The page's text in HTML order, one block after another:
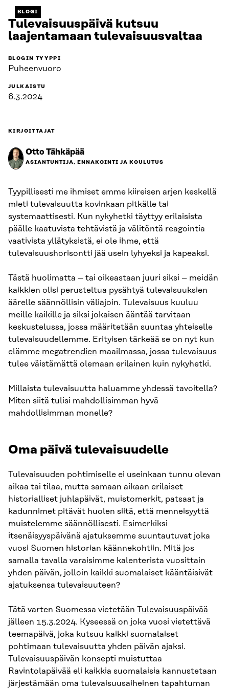
BLOGI
Tulevaisuuspäivä kutsuu
laajentamaan tulevaisuusvaltaa
BLOGIN TYYPPI
Puheenvuoro
JULKAISTU
6.3.2024
KIRJOITTAJAT
Otto Tähkäpää
ASIANTUNTIJA, ENNAKOINTI JA KOULUTUS
Tyypillisesti me ihmiset emme kiireisen arjen keskellä
mieti tulevaisuutta kovinkaan pitkälle tai
systemaattisesti. Kun nykyhetki täyttyy erilaisista
päälle kaatuvista tehtävistä ja välitöntä reagointia
vaativista yllätyksistä, ei ole ihme, että
tulevaisuushorisontti jää usein lyhyeksi ja kapeaksi.
Tästä huolimatta – tai oikeastaan juuri siksi – meidän
kaikkien olisi perusteltua pysähtyä tulevaisuuksien
äärelle säännöllisin väliajoin. Tulevaisuus kuuluu
meille kaikille ja siksi jokaisen ääntää tarvitaan
keskustelussa, jossa määritetään suuntaa yhteiselle
tulevaisuudellemme. Erityisen tärkeää se on nyt kun
elämme megatrendien maailmassa, jossa tulevaisuus
tulee väistämättä olemaan erilainen kuin nykyhetki.
Millaista tulevaisuutta haluamme yhdessä tavoitella?
Miten siitä tulisi mahdollisimman hyvä
mahdollisimman monelle?
Oma päivä tulevaisuudelle
Tulevaisuuden pohtimiselle ei useinkaan tunnu olevan
aikaa tai tilaa, mutta samaan aikaan erilaiset
historialliset juhlapäivät, muistomerkit, patsaat ja
kadunnimet pitävät huolen siitä, että menneisyyttä
muistelemme säännöllisesti. Esimerkiksi
itsenäisyyspäivänä ajatuksemme suuntautuvat joka
vuosi Suomen historian käännekohtiin. Mitä jos
samalla tavalla varaisimme kalenterista vuosittain
yhden päivän, jolloin kaikki suomalaiset kääntäisivät
ajatuksensa tulevaisuuteen?
Tätä varten Suomessa vietetään Tulevaisuuspäivää
jälleen 15.3.2024. Kyseessä on joka vuosi vietettävä
teemapäivä, joka kutsuu kaikki suomalaiset
pohtimaan tulevaisuutta yhden päivän ajaksi.
Tulevaisuuspäivän konsepti muistuttaa
Ravintolapäivää eli kaikkia suomalaisia kannustetaan
järjestämään oma tulevaisuusaiheinen tapahtuman